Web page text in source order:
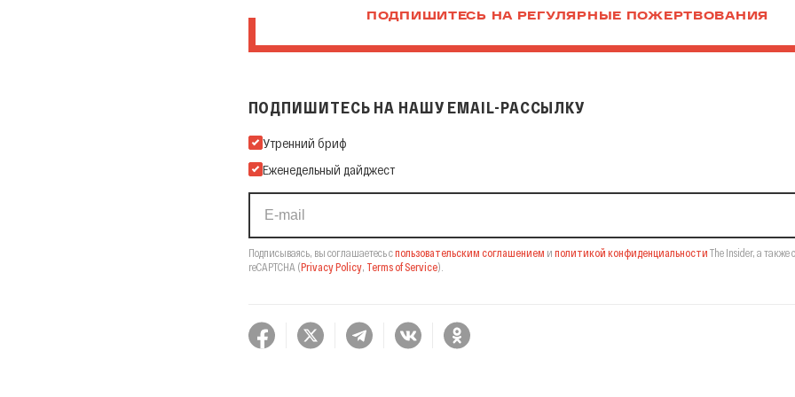
ПОДПИШИТЕСЬ НА РЕГУЛЯРНЫЕ ПОЖЕРТВОВАНИЯ
ПОДПИШИТЕСЬ НА НАШУ EMAIL-РАССЫЛКУ
Подпишитесь на нашу Email-рассылку
Утренний бриф
Еженедельный дайджест
Подписываясь, вы соглашаетесь спользовательским соглашением и политикой конфиденциальности The Insider, а также
reCAPTCHA (Privacy Policy, Terms of Service).